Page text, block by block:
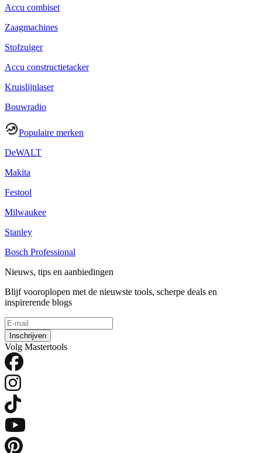
Accu combiset
Zaagmachines
Stofzuiger
Accu constructietacker
Kruislijnlaser
Bouwradio
Populaire merken
DeWALT
Makita
Festool
Milwaukee
Stanley
Bosch Professional
Nieuws, tips en aanbiedingen
Blijf vooroplopen met de nieuwste tools, scherpe deals en
inspirerende blogs
Inschrijven
Volg Mastertools